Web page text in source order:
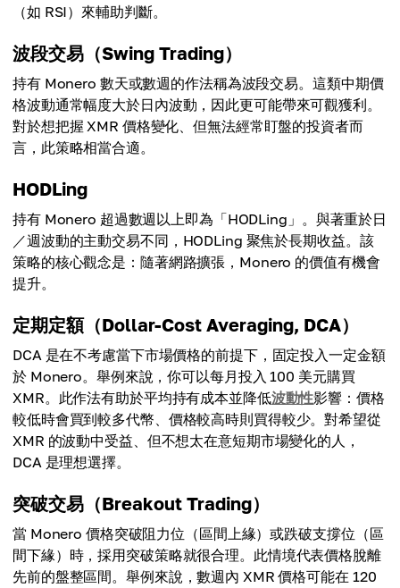
（如 RSI）來輔助判斷。
波段交易（Swing Trading）
持有 Monero 數天或數週的作法稱為波段交易。這類中期價
格波動通常幅度大於日內波動，因此更可能帶來可觀獲利。
對於想把握 XMR 價格變化、但無法經常盯盤的投資者而
言，此策略相當合適。
HODLing
持有 Monero 超過數週以上即為「HODLing」。與著重於日
／週波動的主動交易不同，HODLing 聚焦於長期收益。該
策略的核心觀念是：隨著網路擴張，Monero 的價值有機會
提升。
定期定額（Dollar-Cost Averaging, DCA）
DCA 是在不考慮當下市場價格的前提下，固定投入一定金額
於 Monero。舉例來說，你可以每月投入 100 美元購買
XMR。此作法有助於平均持有成本並降低波動性影響：價格
較低時會買到較多代幣、價格較高時則買得較少。對希望從
XMR 的波動中受益、但不想太在意短期市場變化的人，
DCA 是理想選擇。
突破交易（Breakout Trading）
當 Monero 價格突破阻力位（區間上緣）或跌破支撐位（區
間下緣）時，採用突破策略就很合理。此情境代表價格脫離
先前的盤整區間。舉例來說，數週內 XMR 價格可能在 120